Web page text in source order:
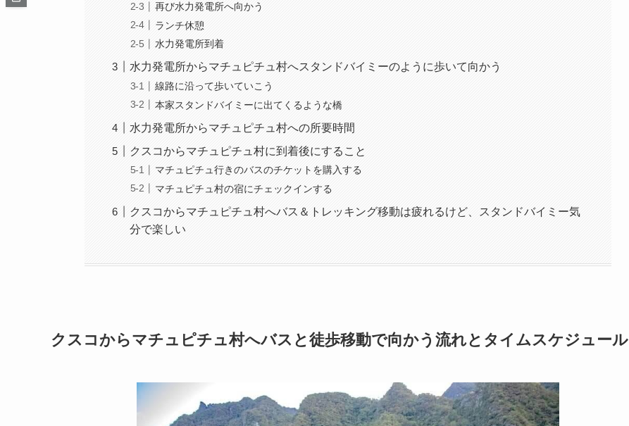
再び水力発電所へ向かう
ランチ休憩
水力発電所到着
水力発電所からマチュピチュ村へスタンドバイミーのように歩いて向かう
線路に沿って歩いていこう
本家スタンドバイミーに出てくるような橋
水力発電所からマチュピチュ村への所要時間
クスコからマチュピチュ村に到着後にすること
マチュピチュ行きのバスのチケットを購入する
マチュピチュ村の宿にチェックインする
クスコからマチュピチュ村へバス＆トレッキング移動は疲れるけど、スタンドバイミー気
分で楽しい
クスコからマチュピチュ村へバスと徒歩移動で向かう流れとタイムスケジュール